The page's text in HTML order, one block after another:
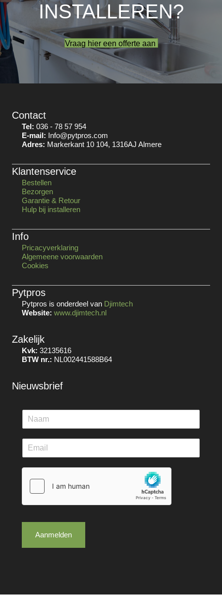
INSTALLEREN?
Vraag hier een offerte aan
Contact
Tel: 036 - 78 57 954
E-mail: Info@pytpros.com
Adres: Markerkant 10 104, 1316AJ Almere
Klantenservice
Bestellen
Bezorgen
Garantie & Retour
Hulp bij installeren
Info
Pricacyverklaring
Algemeene voorwaarden
Cookies
Pytpros
Pytpros is onderdeel van Djimtech
Website: www.djimtech.nl
Zakelijk
Kvk: 32135616
BTW nr.: NL002441588B64
Nieuwsbrief
Aanmelden